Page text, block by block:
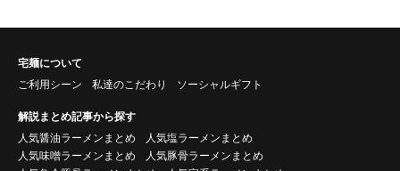
宅麺について
ご利用シーン
私達のこだわり ソーシャルギフト
解説まとめ記事から探す
人気醤油ラーメンまとめ
人気塩ラーメンまとめ
人気味噌ラーメンまとめ
人気豚骨ラーメンまとめ